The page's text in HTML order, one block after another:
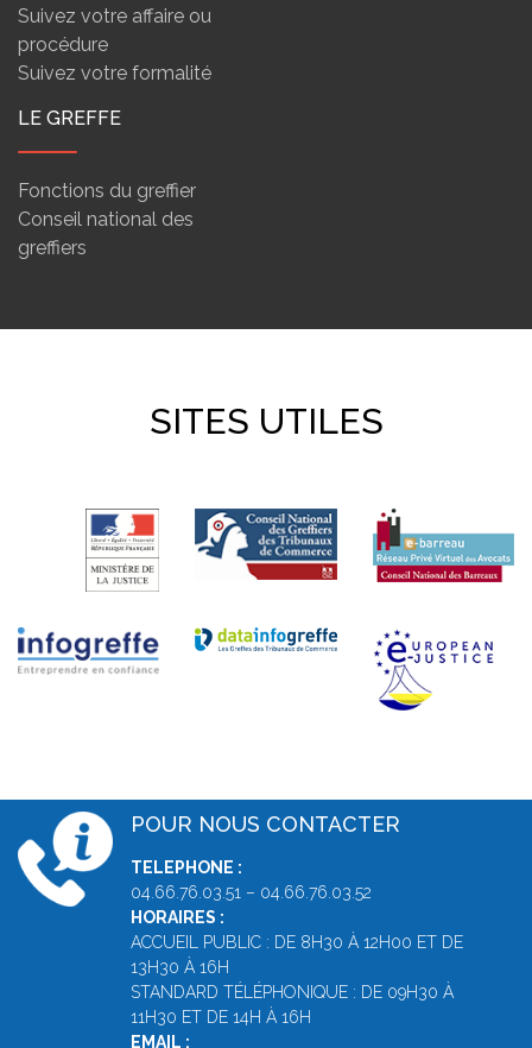
Suivez votre affaire ou
procédure
Suivez votre formalité
LE GREFFE
Fonctions du greffier
Conseil national des
greffiers
SITES UTILES
POUR NOUS CONTACTER
TELEPHONE :
04.66.76.03.51 – 04.66.76.03.52
HORAIRES :
ACCUEIL PUBLIC : DE 8H30 À 12H00 ET DE
13H30 À 16H
STANDARD TÉLÉPHONIQUE : DE 09H30 À
11H30 ET DE 14H À 16H
EMAIL :